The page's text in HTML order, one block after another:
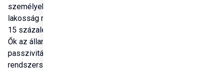
személyek is, akik a
lakosság mintegy 10–
15 százalékát teszik ki.
Ők az állam
passzivitása miatt
rendszerszintű